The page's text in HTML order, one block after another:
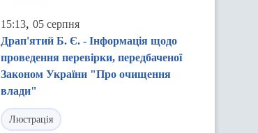
15:13, 05 серпня
Драп'ятий Б. Є. - Інформація щодо
проведення перевірки, передбаченої
Законом України "Про очищення
влади"
Люстрація